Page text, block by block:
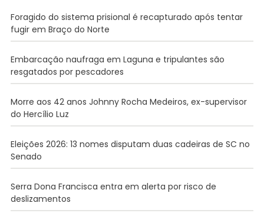
Foragido do sistema prisional é recapturado após tentar
fugir em Braço do Norte
Embarcação naufraga em Laguna e tripulantes são
resgatados por pescadores
Morre aos 42 anos Johnny Rocha Medeiros, ex-supervisor
do Hercílio Luz
Eleições 2026: 13 nomes disputam duas cadeiras de SC no
Senado
Serra Dona Francisca entra em alerta por risco de
deslizamentos